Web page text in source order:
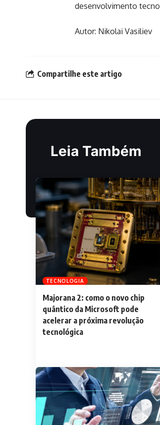
desenvolvimento
Autor: Nikolai Vasiliev
Compartilhe este artigo
Leia Também
TECNOLOGIA
Majorana 2: como o novo chip
quântico da Microsoft pode
acelerar a próxima revolução
tecnológica